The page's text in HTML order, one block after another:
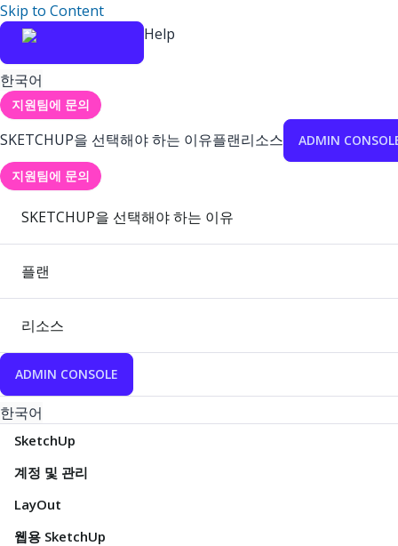
Skip to Content
Help
한국어
지원팀에 문의
SKETCHUP을 선택해야 하는 이유플랜리소스 ADMIN
지원팀에 문의
SKETCHUP을 선택해야 하는 이유
플랜
리소스
ADMIN CONSOLE
한국어
SketchUp
계정 및 관리
LayOut
웹용 SketchUp